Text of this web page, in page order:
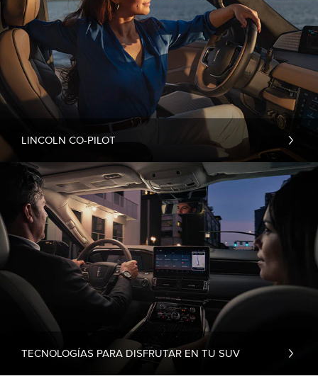
LINCOLN CO-PILOT
TECNOLOGÍAS PARA DISFRUTAR EN TU SUV